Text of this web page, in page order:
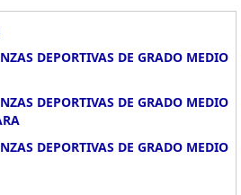
DEPORTIVAS DE GRADO MEDIO
DEPORTIVAS DE GRADO MEDIO
DEPORTIVAS DE GRADO MEDIO